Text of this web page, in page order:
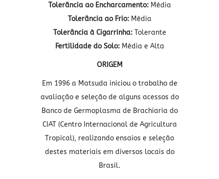
Tolerância ao Encharcamento:Média
Tolerância ao Frio:Média
Tolerância à Cigarrinha:Tolerante
Fertilidade do Solo:Média e Alta
ORIGEM
Em 1996 a Matsuda iniciou o trabalho de
avaliação e seleção de alguns acessos do
Banco de Germoplasma de Brachiaria do
CIAT (Centro Internacional de Agricultura
Tropical), realizando ensaios e seleção
destes materiais em diversos locais do
Brasil.